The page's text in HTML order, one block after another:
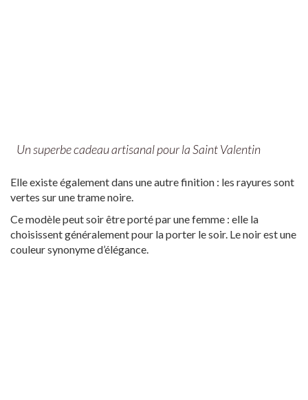
Un superbe cadeau artisanal pour la Saint Valentin
Elle existe également dans une autre finition : les rayures sont
vertes sur une trame noire.
Ce modèle peut soir être porté par une femme : elle la
choisissent généralement pour la porter le soir. Le noir est une
couleur synonyme d’élégance.